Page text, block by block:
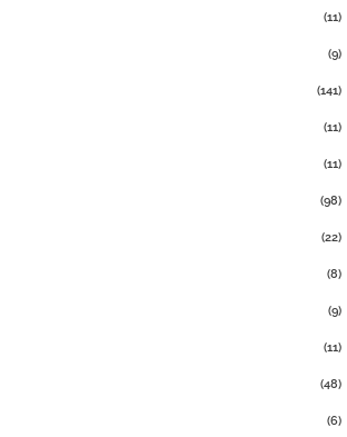
(11)
(9)
(141)
(11)
(11)
(98)
(22)
(8)
(9)
(11)
(48)
(6)